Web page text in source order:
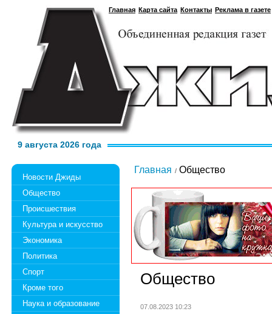
Главная Карта сайта Контакты Реклама в газете
9 августа 2026 года
Новости Джиды
Общество
Происшествия
Культура и искусство
Экономика
Политика
Спорт
Кроме того
Наука и образование
Главная Общество
Общество
07.08.2023 10:23